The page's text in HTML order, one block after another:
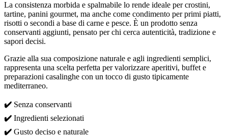
La consistenza morbida e spalmabile lo rende ideale per crostini,
tartine, panini gourmet, ma anche come condimento per primi piatti,
risotti o secondi a base di carne e pesce. È un prodotto senza
conservanti aggiunti, pensato per chi cerca autenticità, tradizione e
sapori decisi.
Grazie alla sua composizione naturale e agli ingredienti semplici,
rappresenta una scelta perfetta per valorizzare aperitivi, buffet e
preparazioni casalinghe con un tocco di gusto tipicamente
mediterraneo.
✔️ Senza conservanti
✔️ Ingredienti selezionati
✔️ Gusto deciso e naturale